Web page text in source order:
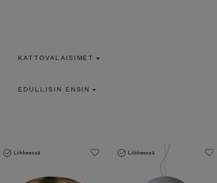
KATTOVALAISIMET
EDULLISIN ENSIN
Liikkeessä Liikkeessä